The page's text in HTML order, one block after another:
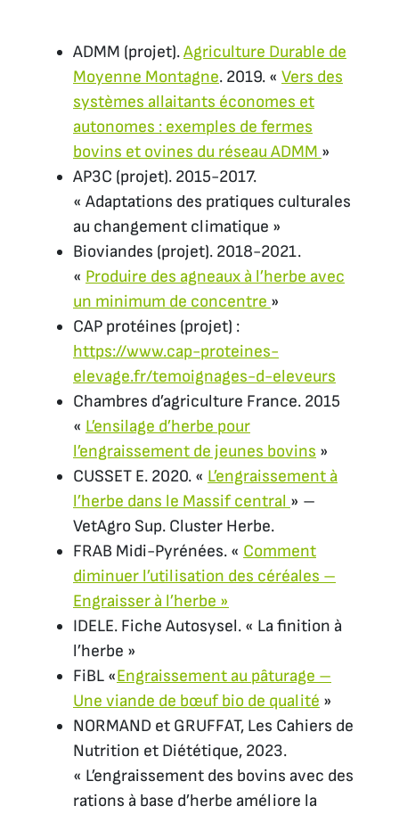
ADMM (projet).Agriculture Durable de
Moyenne Montagne. 2019. « Vers des
systèmes allaitants économes et
autonomes : exemples de fermes
bovins et ovines du réseau ADMM »
AP3C (projet). 2015-2017.
« Adaptations des pratiques culturales
au changement climatique »
Bioviandes (projet). 2018-2021.
« Produire des agneaux à l’herbe avec
un minimum de concentre »
CAP protéines (projet) :
https://www.cap-proteines-
elevage.fr/temoignages-d-eleveurs
Chambres d’agriculture France. 2015
« L’ensilage d’herbe pour
l’engraissement de jeunes bovins »
CUSSET E. 2020. « L’engraissement à
l’herbe dans le Massif central » –
VetAgro Sup. Cluster Herbe.
FRAB Midi-Pyrénées. « Comment
diminuer l’utilisation des céréales –
Engraisser à l’herbe »
IDELE. Fiche Autosysel. « La finition à
l’herbe »
FiBL «Engraissement au pâturage –
Une viande de bœuf bio de qualité »
NORMAND et GRUFFAT, Les Cahiers de
Nutrition et Diététique, 2023.
« L’engraissement des bovins avec des
rations à base d’herbe améliore la